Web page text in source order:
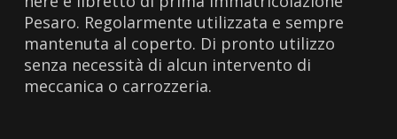
Pesaro. Regolarmente utilizzata e sempre
mantenuta al coperto. Di pronto utilizzo
senza necessità di alcun intervento di
meccanica o carrozzeria.